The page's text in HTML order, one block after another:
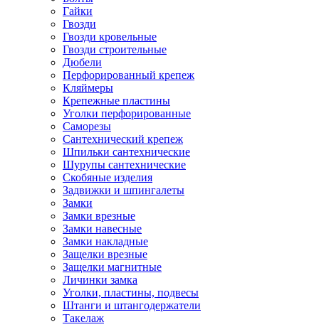
Гайки
Гвозди
Гвозди кровельные
Гвозди строительные
Дюбели
Перфорированный крепеж
Кляймеры
Крепежные пластины
Уголки перфорированные
Саморезы
Сантехнический крепеж
Шпильки сантехнические
Шурупы сантехнические
Скобяные изделия
Задвижки и шпингалеты
Замки
Замки врезные
Замки навесные
Замки накладные
Защелки врезные
Защелки магнитные
Личинки замка
Уголки, пластины, подвесы
Штанги и штангодержатели
Такелаж